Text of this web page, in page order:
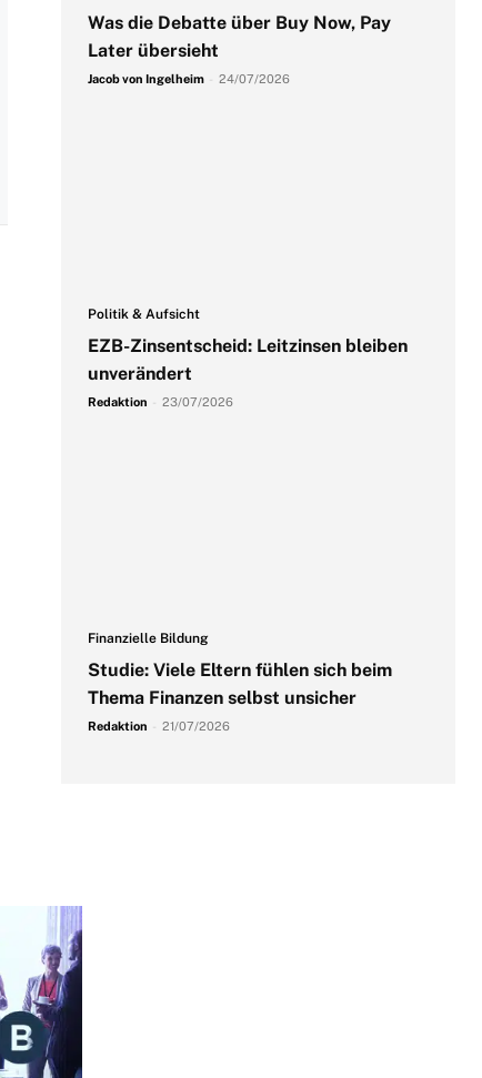
Was die Debatte über Buy Now, Pay
Later übersieht
Jacob von Ingelheim 24/07/2026
Politik & Aufsicht
EZB-Zinsentscheid: Leitzinsen bleiben
unverändert
Redaktion 23/07/2026
Finanzielle Bildung
Studie: Viele Eltern fühlen sich beim
Thema Finanzen selbst unsicher
Redaktion 21/07/2026